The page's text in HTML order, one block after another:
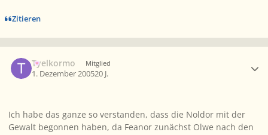
Zitieren
Tyelkormo Mitglied
1. Dezember 200520 J.
Ich habe das ganze so verstanden, dass die Noldor mit der
Gewalt begonnen haben, da Feanor zunächst Olwe nach den